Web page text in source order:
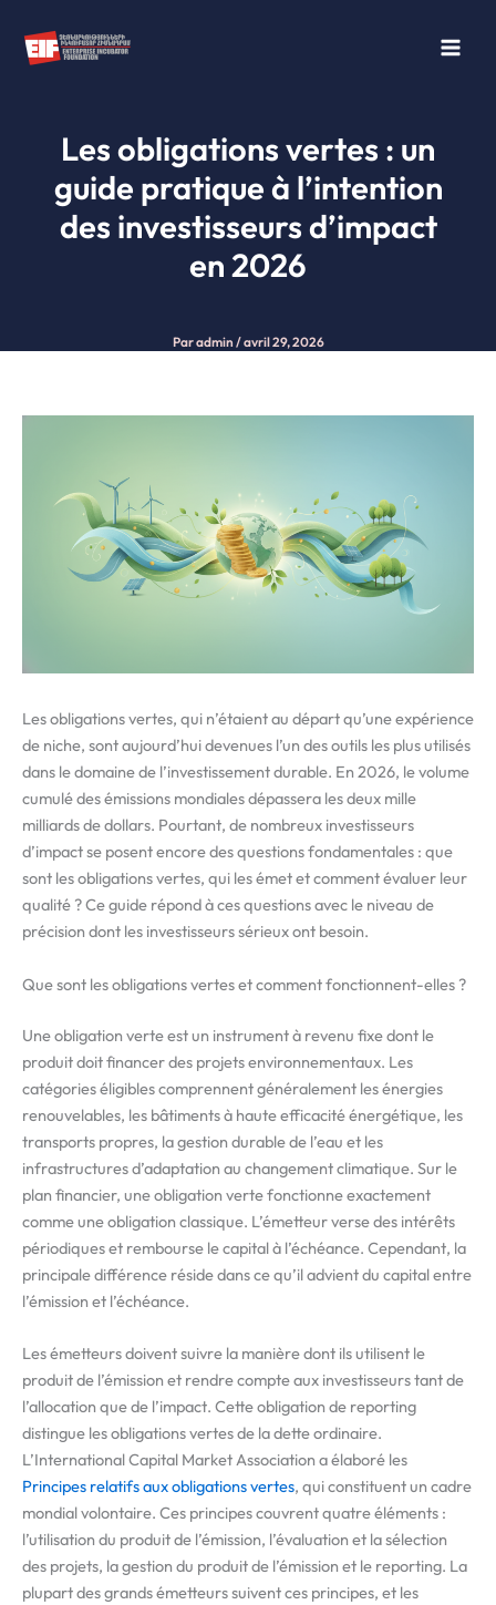
contenu
Les obligations vertes : un
guide pratique à l’intention
des investisseurs d’impact
en 2026
Paradmin /avril 29, 2026
Les obligations vertes, qui n’étaient au départ qu’une expérience
de niche, sont aujourd’hui devenues l’un des outils les plus utilisés
dans le domaine de l’investissement durable. En 2026, le volume
cumulé des émissions mondiales dépassera les deux mille
milliards de dollars. Pourtant, de nombreux investisseurs
d’impact se posent encore des questions fondamentales : que
sont les obligations vertes, qui les émet et comment évaluer leur
qualité ? Ce guide répond à ces questions avec le niveau de
précision dont les investisseurs sérieux ont besoin.
Que sont les obligations vertes et comment fonctionnent-elles ?
Une obligation verte est un instrument à revenu fixe dont le
produit doit financer des projets environnementaux. Les
catégories éligibles comprennent généralement les énergies
renouvelables, les bâtiments à haute efficacité énergétique, les
transports propres, la gestion durable de l’eau et les
infrastructures d’adaptation au changement climatique. Sur le
plan financier, une obligation verte fonctionne exactement
comme une obligation classique. L’émetteur verse des intérêts
périodiques et rembourse le capital à l’échéance. Cependant, la
principale différence réside dans ce qu’il advient du capital entre
l’émission et l’échéance.
Les émetteurs doivent suivre la manière dont ils utilisent le
produit de l’émission et rendre compte aux investisseurs tant de
l’allocation que de l’impact. Cette obligation de reporting
distingue les obligations vertes de la dette ordinaire.
L’International Capital Market Association a élaboré les
Principes relatifs aux obligations vertes, qui constituent un cadre
mondial volontaire. Ces principes couvrent quatre éléments :
l’utilisation du produit de l’émission, l’évaluation et la sélection
des projets, la gestion du produit de l’émission et le reporting. La
plupart des grands émetteurs suivent ces principes, et les